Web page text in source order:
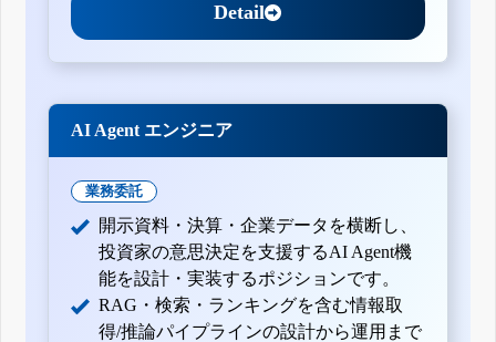
Detail
AI Agent エンジニア
業務委託
開示資料・決算・企業データを横断し、
投資家の意思決定を支援するAI Agent機
能を設計・実装するポジションです。
RAG・検索・ランキングを含む情報取
得/推論パイプラインの設計から運用まで